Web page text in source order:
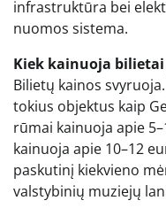
infrastruktūra bei
nuomos sistema.
Kiek kainuoja
Bilietų kainos
tokius objektus kaip
rūmai kainuoja apie
kainuoja apie 10–12
paskutinį kiekvieno
valstybinių muziejų